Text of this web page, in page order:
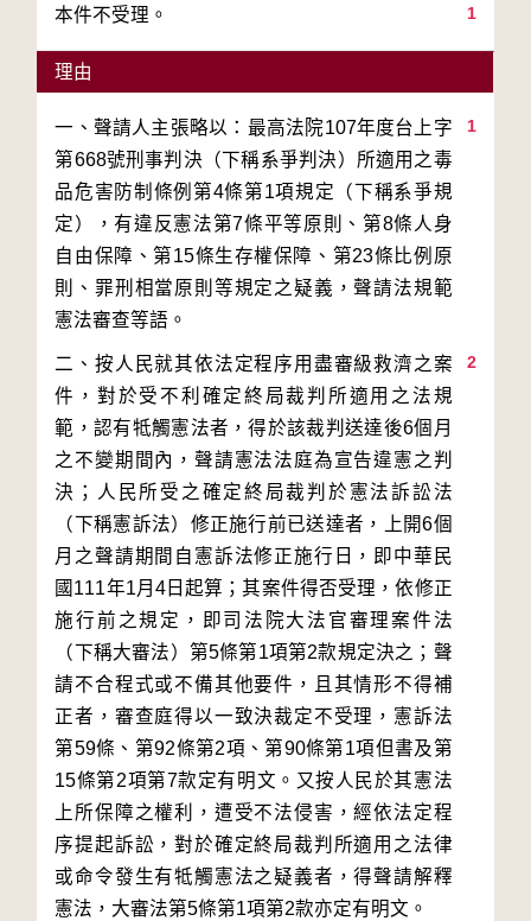
1
本件不受理。
理由
1
一、聲請人主張略以：最高法院107年度台上字
第668號刑事判決（下稱系爭判決）所適用之毒
品危害防制條例第4條第1項規定（下稱系爭規
定），有違反憲法第7條平等原則、第8條人身
自由保障、第15條生存權保障、第23條比例原
則、罪刑相當原則等規定之疑義，聲請法規範
2
二、按人民就其依法定程序用盡審級救濟之案
件，對於受不利確定終局裁判所適用之法規
範，認有牴觸憲法者，得於該裁判送達後6個月
之不變期間內，聲請憲法法庭為宣告違憲之判
決；人民所受之確定終局裁判於憲法訴訟法
（下稱憲訴法）修正施行前已送達者，上開6個
月之聲請期間自憲訴法修正施行日，即中華民
國111年1月4日起算；其案件得否受理，依修正
施行前之規定，即司法院大法官審理案件法
（下稱大審法）第5條第1項第2款規定決之；聲
請不合程式或不備其他要件，且其情形不得補
正者，審查庭得以一致決裁定不受理，憲訴法
第59條、第92條第2項、第90條第1項但書及第
15條第2項第7款定有明文。又按人民於其憲法
上所保障之權利，遭受不法侵害，經依法定程
序提起訴訟，對於確定終局裁判所適用之法律
或命令發生有牴觸憲法之疑義者，得聲請解釋